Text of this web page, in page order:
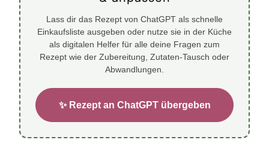
Lass dir das Rezept von ChatGPT als schnelle
Einkaufsliste ausgeben oder nutze sie in der Küche
als digitalen Helfer für alle deine Fragen zum
Rezept wie der Zubereitung, Zutaten-Tausch oder
Abwandlungen.
✨ Rezept an ChatGPT übergeben